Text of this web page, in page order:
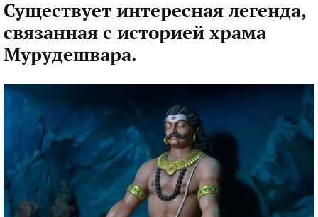
Существует интересная легенда,
связанная с историей храма
Мурудешвара.